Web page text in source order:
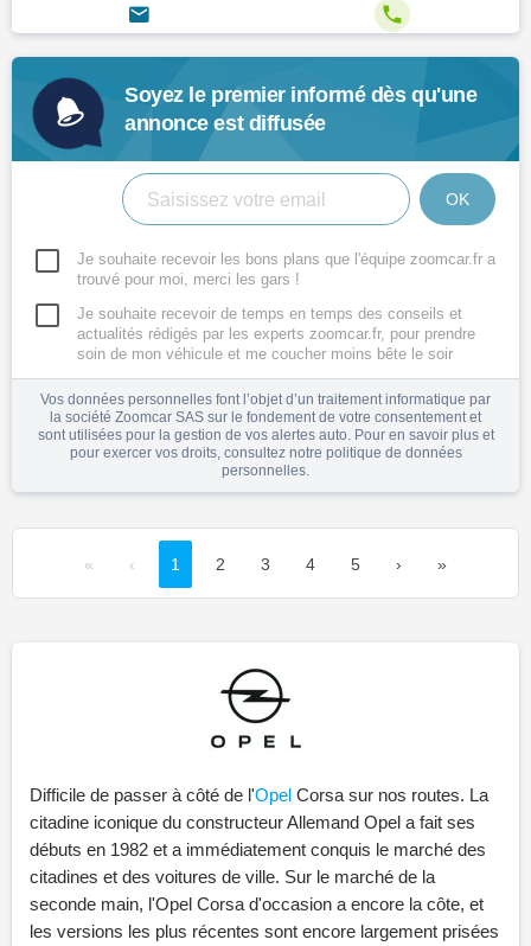
 
Soyez le premier informé dès qu'une
annonce est diffusée
OK
Je souhaite recevoir les bons plans que l'équipe zoomcar.fr a
trouvé pour moi, merci les gars !
Je souhaite recevoir de temps en temps des conseils et
actualités rédigés par les experts zoomcar.fr, pour prendre
soin de mon véhicule et me coucher moins bête le soir
Vos données personnelles font l’objet d’un traitement informatique par
la société Zoomcar SAS sur le fondement de votre consentement et
sont utilisées pour la gestion de vos alertes auto. Pour en savoir plus et
pour exercer vos droits, consultez notre politique de données
personnelles.
« ‹ 1 2 3 4 5 › »
Difficile de passer à côté de l'Opel Corsa sur nos routes. La
citadine iconique du constructeur Allemand Opel a fait ses
débuts en 1982 et a immédiatement conquis le marché des
citadines et des voitures de ville. Sur le marché de la
seconde main, l'Opel Corsa d'occasion a encore la côte, et
les versions les plus récentes sont encore largement prisées